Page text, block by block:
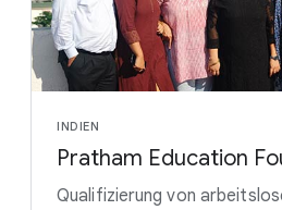
INDIEN
Pratham Education
Qualifizierung von